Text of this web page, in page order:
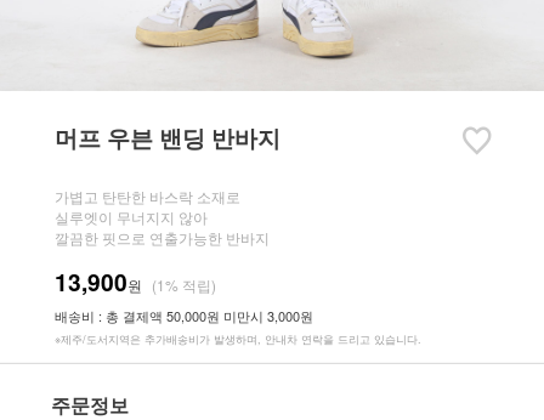
머프 우븐 밴딩 반바지
가볍고 탄탄한 바스락 소재로
실루엣이 무너지지 않아
깔끔한 핏으로 연출가능한 반바지
13,900원 (1% 적립)
배송비 : 총 결제액 50,000원 미만시 3,000원
※제주/도서지역은 추가배송비가 발생하며, 안내차 연락을 드리고 있습니다.
주문정보